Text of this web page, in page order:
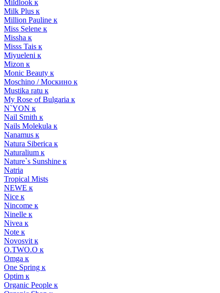
Mildlook к
Milk Plus к
Million Pauline к
Miss Selene к
Missha к
Misss Tais к
Miyueleni к
Mizon к
Monic Beauty к
Moschino / Москино к
Mustika ratu к
My Rose of Bulgaria к
N`YON к
Nail Smith к
Nails Molekula к
Nanamus к
Natura Siberica к
Naturalium к
Nature`s Sunshine к
Natria
Tropical Mists
NEWE к
Nice к
Nincome к
Ninelle к
Nivea к
Note к
Novosvit к
O.TWO.O к
Omga к
One Spring к
Optim к
Organic People к